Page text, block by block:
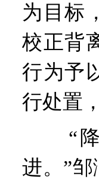
为目标
校正背
行为予
行处置
“降
进。”